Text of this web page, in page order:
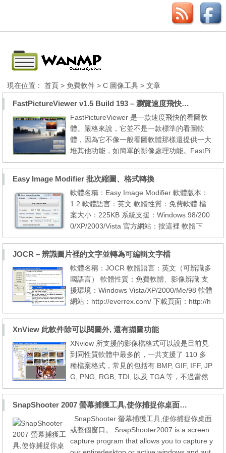
現在位置：首頁 >免費軟件 >C 圖像工具 > 文章
FastPictureViewer v1.5 Build 193 – 瀏覽速度飛快的免費秀圖軟體
FastPictureViewer 是一款速度飛快的看圖軟
體。嚴格來說，它並不是一款標準的看圖軟
體，因為它不像一般看圖軟體那樣還提供一大
堆其他功能，如簡單的影像處理功能。FastPi
ctureViewer 所提供的主要功能只有兩個，一
片」。然而，軟體本身不僅介面相當漂亮，最
重要的就是讀取圖片的速度相當迅速，就連一
般看圖軟體所沒有的 GPU 加速功能都具備
了。因此，有人稱之為秀...
Easy Image Modifier 批次縮圖、格式轉換
軟體名稱：Easy Image Modifier 軟體版本：
1.2 軟體語言：英文 軟體性質：免費軟體 檔
案大小：225KB 系統支援：Windows 98/200
0/XP/2003/Vista 官方網站：按這裡 軟體下
載：按這裡 主要功能： 支援多圖檔批次操作
支援多種命名與排序方式 提供依尺寸或依比
例等方式的縮圖模式 支援垂直、水平翻轉圖
檔，或90度、180旋轉圖片功能 可將圖檔重新
儲存成JPG、PNG或BMP格式 支援將JPG壓
縮比例...
JOCR – 辨識圖片裡的文字並轉為可編輯文字檔
軟體名稱：JOCR 軟體語言：英文（可辨識多
國語言） 軟體性質：免費軟體、影像辨識 支
援環境：Windows Vista/XP/2000/Me/98 軟體
網站：http://everrex.com/ 下載頁面：http://h
ome.megapass.co.kr/~woosjung/Files/JOC
片影像，所以是不能直接編輯與複製的；因為
不能複製，相信很多人都曾為了某些目的而把
圖片上一整堆文字一字一字鍵成文字檔的痛苦
經驗！...
XnView 此軟件除可以閱圖外, 還有擷圖功能
XNview 所支援的影像檔格式可以說是目前見
到同性質軟體中最多的，一共支援了 110 多
種檔案格式，常見的包括有 BMP, GIF, IFF, JP
G, PNG, RGB, TDI, 以及 TGA 等，不過當然
有些特舒的格式如 Photoshop 所專用的PSD
采。 除了轉檔的功能，當然 XNview 也具有瀏
覽圖檔的功能，所以您也可以當它是個秀圖管
理的程式來加以使用。XNview 還內建了多種
的影像特效功能如模...
SnapShooter 2007 螢幕捕獲工具,使你捕捉你桌面或整個窗口
SnapShooter 螢幕捕獲工具,使你捕捉你桌面
或整個窗口。 SnapShooter2007 is a screen
capture program that allows you to capture y